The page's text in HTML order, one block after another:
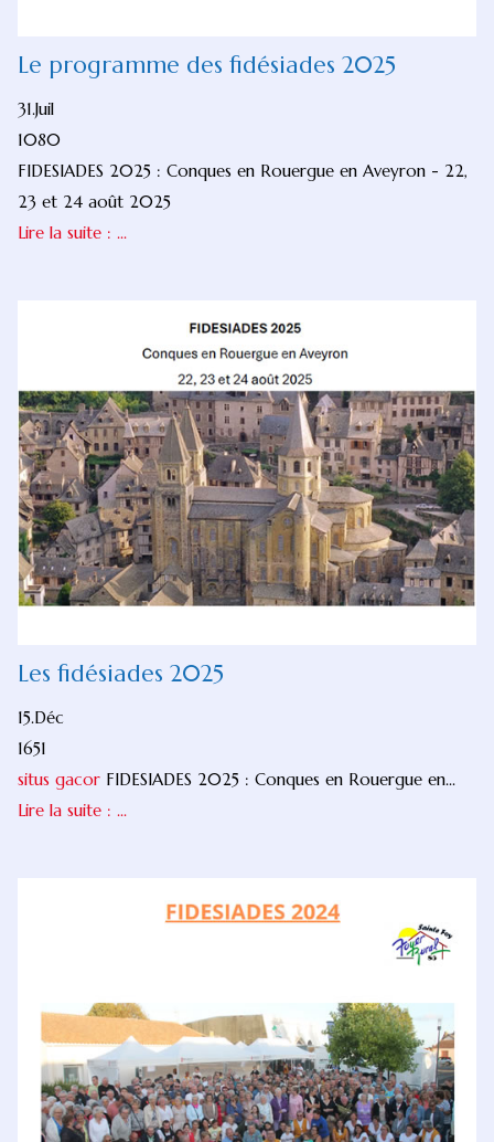
Le programme des fidésiades 2025
31.Juil
1080
FIDESIADES 2025 : Conques en Rouergue en Aveyron - 22,
23 et 24 août 2025
Lire la suite : ...
Les fidésiades 2025
15.Déc
1651
situs gacor FIDESIADES 2025 : Conques en Rouergue en...
Lire la suite : ...